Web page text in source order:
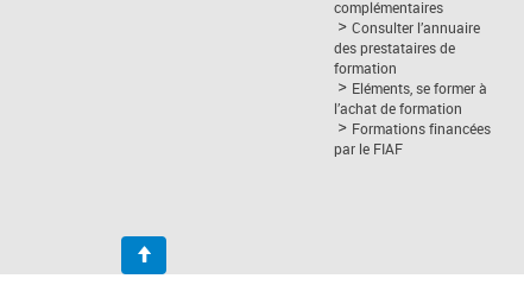
complémentaires
Consulter l’annuaire
des prestataires de
formation
Eléments, se former à
l’achat de formation
Formations financées
par le FIAF